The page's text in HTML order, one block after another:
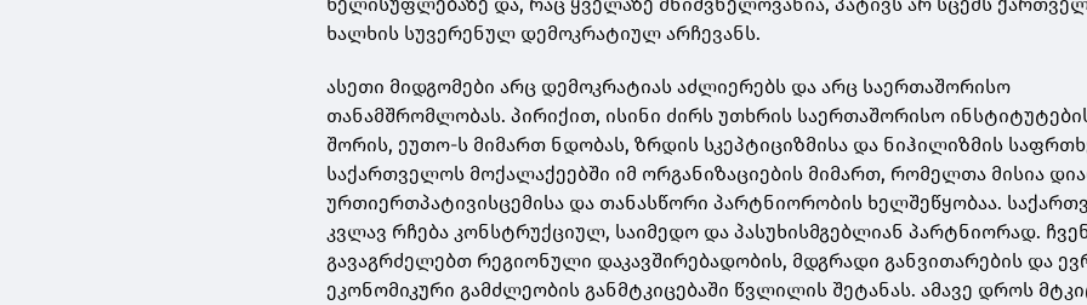
ხალხის სუვერენულ დემოკრატიულ არჩევანს.
ასეთი მიდგომები არც დემოკრატიას აძლიერებს და არც საერთაშორისო
თანამშრომლობას. პირიქით, ისინი ძირს უთხრის საერთაშორისო
შორის, ეუთო-ს მიმართ ნდობას, ზრდის სკეპტიციზმისა და ნიჰილიზმის
საქართველოს მოქალაქეებში იმ ორგანიზაციების მიმართ, რომელთა მისია
ურთიერთპატივისცემისა და თანასწორი პარტნიორობის ხელშეწყობაა.
კვლავ რჩება კონსტრუქციულ, საიმედო და პასუხისმგებლიან პარტნიორად.
გავაგრძელებთ რეგიონული დაკავშირებადობის, მდგრადი განვითარების და
ეკონომიკური გამძლეობის განმტკიცებაში წვლილის შეტანას. ამავე დროს